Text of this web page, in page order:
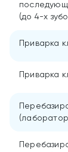
(до 4-х
Приварка
Приварка